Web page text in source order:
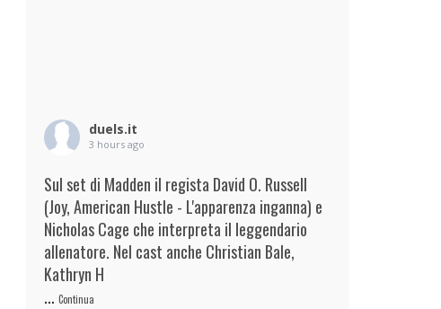
duels.it
3 hours ago
Sul set di Madden il regista David O. Russell
(Joy, American Hustle - L'apparenza inganna) e
Nicholas Cage che interpreta il leggendario
allenatore. Nel cast anche Christian Bale,
Kathryn H
... Continua